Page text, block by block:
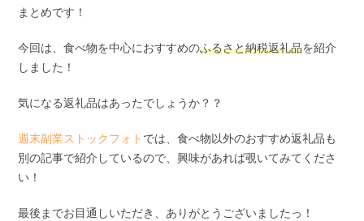
まとめです！
今回は、食べ物を中心におすすめのふるさと納税返礼品を紹介
しました！
気になる返礼品はあったでしょうか？？
週末副業ストックフォト では、食べ物以外のおすすめ返礼品も
別の記事で紹介しているので、興味があれば覗いてみてくださ
い！
最後までお目通しいただき、ありがとうございましたっ！